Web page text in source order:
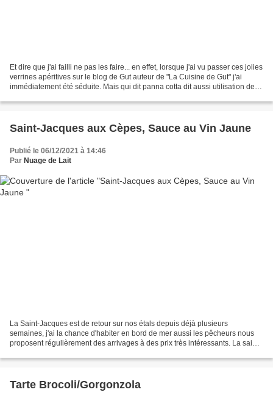
Et dire que j'ai failli ne pas les faire... en effet, lorsque j'ai vu passer ces jolies
verrines apéritives sur le blog de Gut auteur de "La Cuisine de Gut" j'ai
immédiatement été séduite. Mais qui dit panna cotta dit aussi utilisation de
Saint-Jacques aux Cèpes, Sauce au Vin Jaune
Publié le 06/12/2021 à 14:46
Par Nuage de Lait
La Saint-Jacques est de retour sur nos étals depuis déjà plusieurs
semaines, j'ai la chance d'habiter en bord de mer aussi les pêcheurs nous
proposent régulièrement des arrivages à des prix très intéressants. La saint-
Tarte Brocoli/Gorgonzola